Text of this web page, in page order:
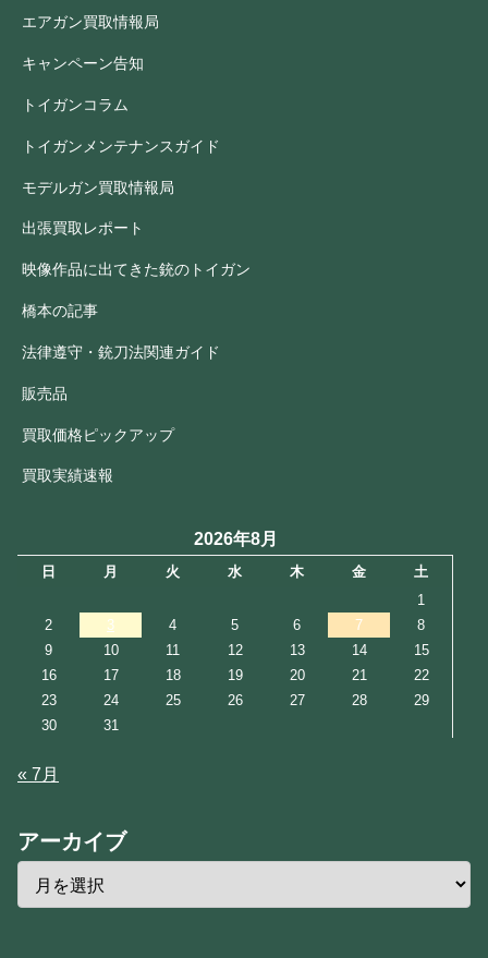
エアガン買取情報局
キャンペーン告知
トイガンコラム
トイガンメンテナンスガイド
モデルガン買取情報局
出張買取レポート
映像作品に出てきた銃のトイガン
橋本の記事
法律遵守・銃刀法関連ガイド
販売品
買取価格ピックアップ
買取実績速報
2026年8月
日 月 火 水 木 金
土
1
2
3 4 5 6 7
8
9
10 11 12 13 14
15
16
17 18 19 20 21
22
23
24 25 26 27 28
29
30
31
« 7月
アーカイブ